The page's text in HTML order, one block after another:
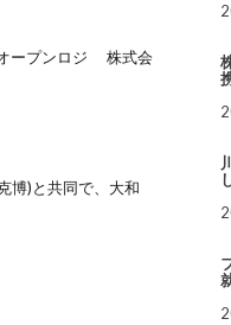
ープンロジ 株式会
博)と共同で、大和